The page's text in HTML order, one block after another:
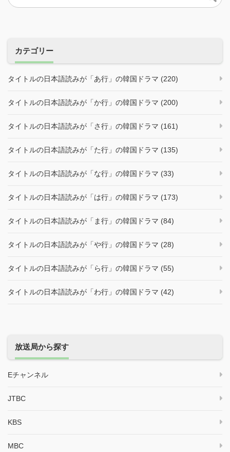
カテゴリー
タイトルの日本語読みが「あ行」の韓国ドラマ (220)
タイトルの日本語読みが「か行」の韓国ドラマ (200)
タイトルの日本語読みが「さ行」の韓国ドラマ (161)
タイトルの日本語読みが「た行」の韓国ドラマ (135)
タイトルの日本語読みが「な行」の韓国ドラマ (33)
タイトルの日本語読みが「は行」の韓国ドラマ (173)
タイトルの日本語読みが「ま行」の韓国ドラマ (84)
タイトルの日本語読みが「や行」の韓国ドラマ (28)
タイトルの日本語読みが「ら行」の韓国ドラマ (55)
タイトルの日本語読みが「わ行」の韓国ドラマ (42)
放送局から探す
Eチャンネル
JTBC
KBS
MBC